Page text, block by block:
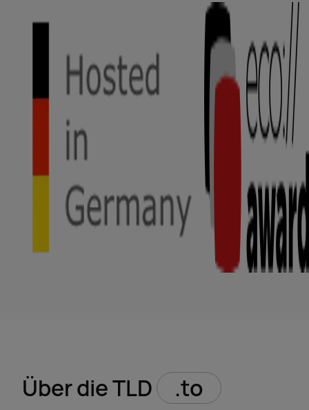
Über die TLD .to